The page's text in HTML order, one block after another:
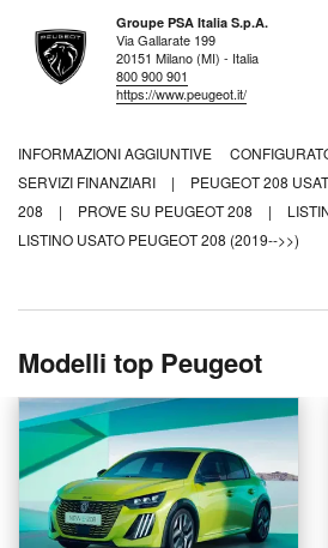
Groupe PSA Italia S.p.A.
Via Gallarate 199
20151 Milano (MI) - Italia
800 900 901
https://www.peugeot.it/
INFORMAZIONI AGGIUNTIVE
SERVIZI FINANZIARI
| PEUGEOT 208
208
| PROVE SU PEUGEOT 208 |
LISTINO USATO PEUGEOT 208 (2019-->>)
Modelli top Peugeot